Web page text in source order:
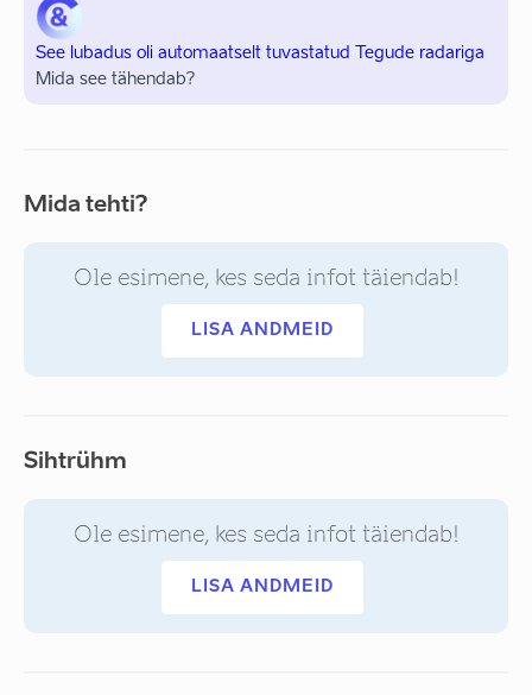
See lubadus oli automaatselt tuvastatud Tegude radariga
Mida see tähendab?
Mida tehti?
Ole esimene, kes seda infot täiendab!
LISA ANDMEID
Sihtrühm
Ole esimene, kes seda infot täiendab!
LISA ANDMEID